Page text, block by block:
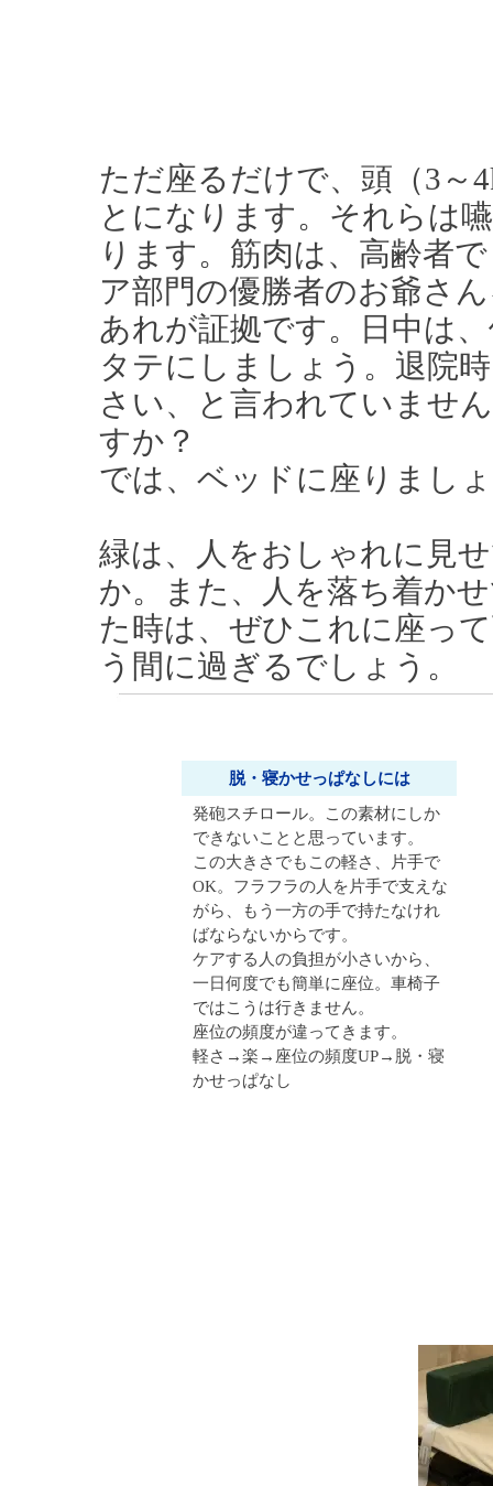
ただ座るだけで、頭（3～
とになります。それらは
ります。筋肉は、高齢者
ア部門の優勝者のお爺さ
あれが証拠です。日中は
タテにしましょう。退院
さい、と言われていませ
すか？
では、ベッドに座りまし
緑は、人をおしゃれに見
か。また、人を落ち着か
た時は、ぜひこれに座っ
う間に過ぎるでしょう。
脱・寝かせっぱなしには
発砲スチロール。この素材にしか
できないことと思っています。
この大きさでもこの軽さ、片手で
OK。フラフラの人を片手で支えな
がら、もう一方の手で持たなけれ
ばならないからです。
ケアする人の負担が小さいから、
一日何度でも簡単に座位。車椅子
ではこうは行きません。
座位の頻度が違ってきます。
軽さ→楽→座位の頻度UP→脱・寝
かせっぱなし